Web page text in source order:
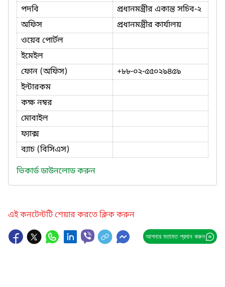
পদবি
প্রধানমন্ত্রীর একান্ত সচিব-২
অফিস
প্রধানমন্ত্রীর কার্যালয়
ওয়েব পোর্টল
ইমেইল
ফোন (অফিস)
+৮৮-০২-৫৫০২৯৪৫৯
ইন্টারকম
কক্ষ নম্বর
মোবাইল
ফ্যাক্স
ব্যাচ (বিসিএস)
ভিকার্ড ডাউনলোড করুন
এই কনটেন্টটি শেয়ার করতে ক্লিক করুন
আপনার মতামত প্রদান করুন